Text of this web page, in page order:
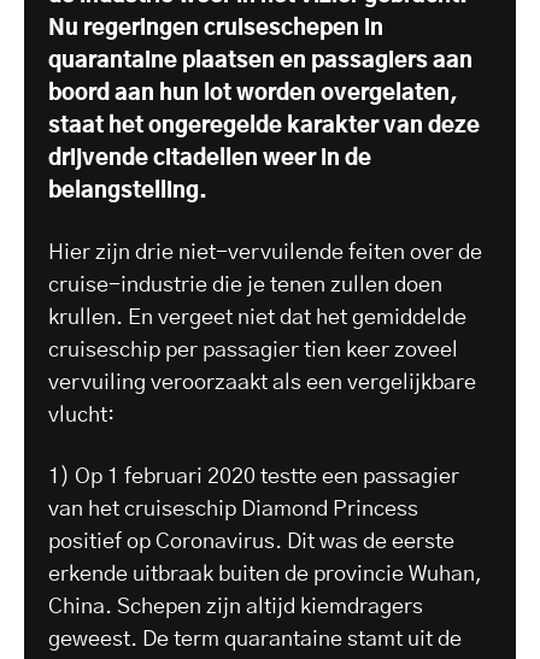
Nu regeringen cruiseschepen in
quarantaine plaatsen en passagiers aan
boord aan hun lot worden overgelaten,
staat het ongeregelde karakter van deze
drijvende citadellen weer in de
belangstelling.
Hier zijn drie niet-vervuilende feiten over de
cruise-industrie die je tenen zullen doen
krullen. En vergeet niet dat het gemiddelde
cruiseschip per passagier tien keer zoveel
vervuiling veroorzaakt als een vergelijkbare
vlucht:
1) Op 1 februari 2020 testte een passagier
van het cruiseschip Diamond Princess
positief op Coronavirus. Dit was de eerste
erkende uitbraak buiten de provincie Wuhan,
China. Schepen zijn altijd kiemdragers
geweest. De term quarantaine stamt uit de